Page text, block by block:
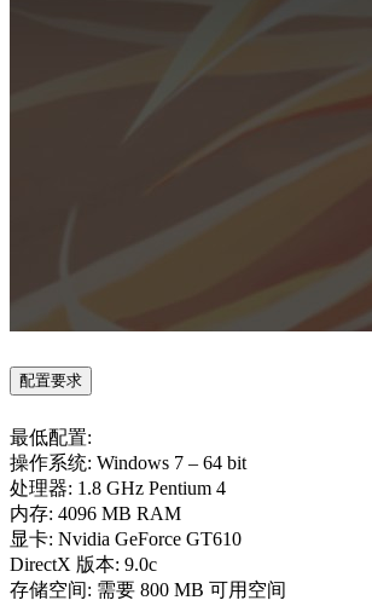
配置要求
最低配置:
操作系统: Windows 7 – 64 bit
处理器: 1.8 GHz Pentium 4
内存: 4096 MB RAM
显卡: Nvidia GeForce GT610
DirectX 版本: 9.0c
存储空间: 需要 800 MB 可用空间